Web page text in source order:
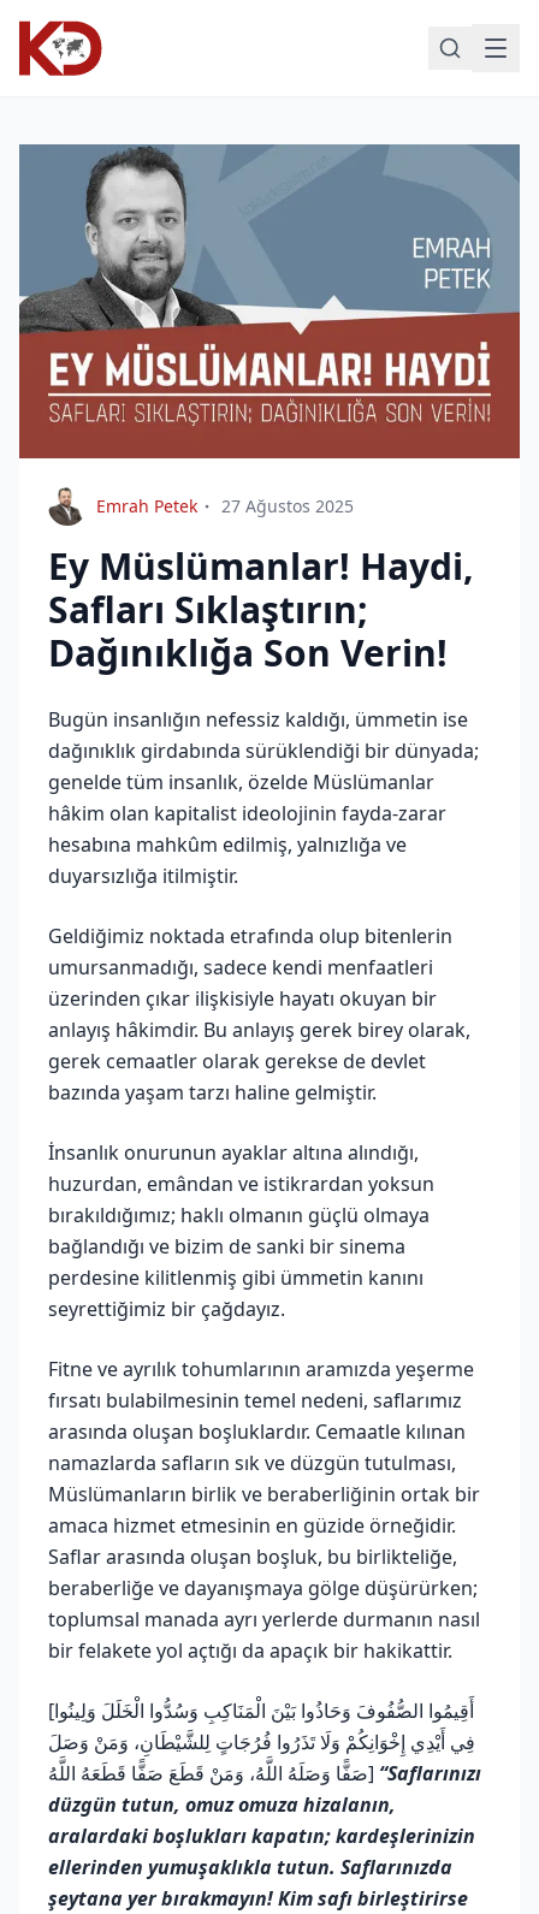
Emrah Petek 27 Ağustos 2025
Ey Müslümanlar! Haydi,
Safları Sıklaştırın;
Dağınıklığa Son Verin!
Bugün insanlığın nefessiz kaldığı, ümmetin ise
dağınıklık girdabında sürüklendiği bir dünyada;
genelde tüm insanlık, özelde Müslümanlar
hâkim olan kapitalist ideolojinin fayda-zarar
hesabına mahkûm edilmiş, yalnızlığa ve
duyarsızlığa itilmiştir.
Geldiğimiz noktada etrafında olup bitenlerin
umursanmadığı, sadece kendi menfaatleri
üzerinden çıkar ilişkisiyle hayatı okuyan bir
anlayış hâkimdir. Bu anlayış gerek birey olarak,
gerek cemaatler olarak gerekse de devlet
bazında yaşam tarzı haline gelmiştir.
İnsanlık onurunun ayaklar altına alındığı,
huzurdan, emândan ve istikrardan yoksun
bırakıldığımız; haklı olmanın güçlü olmaya
bağlandığı ve bizim de sanki bir sinema
perdesine kilitlenmiş gibi ümmetin kanını
seyrettiğimiz bir çağdayız.
Fitne ve ayrılık tohumlarının aramızda yeşerme
fırsatı bulabilmesinin temel nedeni, saflarımız
arasında oluşan boşluklardır. Cemaatle kılınan
namazlarda safların sık ve düzgün tutulması,
Müslümanların birlik ve beraberliğinin ortak bir
amaca hizmet etmesinin en güzide örneğidir.
Saflar arasında oluşan boşluk, bu birlikteliğe,
beraberliğe ve dayanışmaya gölge düşürürken;
toplumsal manada ayrı yerlerde durmanın nasıl
bir felakete yol açtığı da apaçık bir hakikattir.
[أَقِيمُوا الصُّفُوفَ وَحَاذُوا بَيْنَ الْمَنَاكِبِ وَسُدُّوا الْخَلَلَ وَلِينُوا
فِي أَيْدِي إِخْوَانِكُمْ وَلَا تَذَرُوا فُرُجَاتٍ لِلشَّيْطَانِ، وَمَنْ وَصَلَ
صَفًّا وَصَلَهُ اللَّهُ، وَمَنْ قَطَعَ صَفًّا قَطَعَهُ اللَّهُ] “Saflarınızı
düzgün tutun, omuz omuza hizalanın,
aralardaki boşlukları kapatın; kardeşlerinizin
ellerinden yumuşaklıkla tutun. Saflarınızda
şeytana yer bırakmayın! Kim safı birleştirirse